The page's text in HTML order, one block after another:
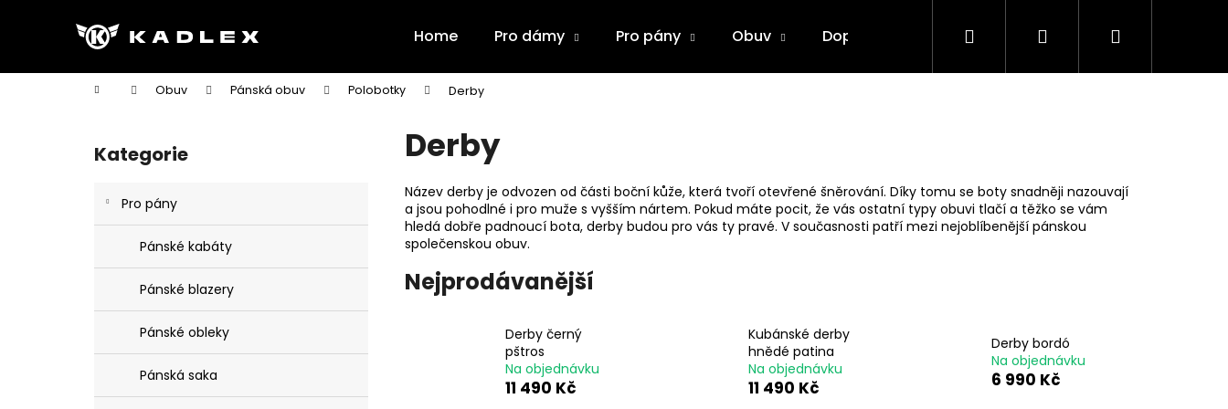
Home Pro dámy Pro pány Obuv Doplňky VoucheryHledat PřihlášeníNákupní
Domů Obuv Pánská obuv Polobotky Derby
Přeskočit
kategorie
Kategorie
Pro pány
Pánské kabáty
Pánské blazery
Pánské obleky
Pánská saka
Derby
Název derby je odvozen od části boční kůže, která tvoří otevřené šněrování. Díky tomu se boty snadněji nazouvají
a jsou pohodlné i pro muže s vyšším nártem. Pokud máte pocit, že vás ostatní typy obuvi tlačí a těžko se vám
hledá dobře padnoucí bota, derby budou pro vás ty pravé. V současnosti patří mezi nejoblíbenější pánskou
společenskou obuv.
Nejprodávanější
Derby černý
pštros
Na objednávku
11 490 Kč
Kubánské derby
hnědé patina
Na objednávku
11 490 Kč
Derby bordó
Na objednávku
6 990 Kč
í
Zpět
do
Zpět
do
Co potřebujete najít?
Doporučujeme
Následující